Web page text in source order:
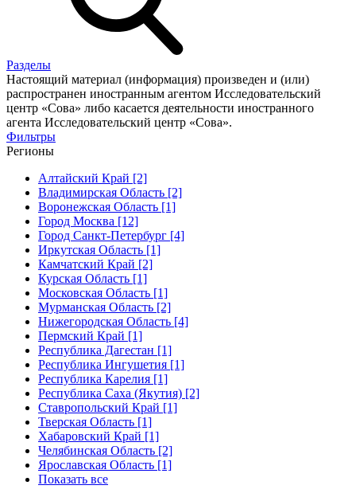
Разделы
Настоящий материал (информация) произведен и (или)
распространен иностранным агентом Исследовательский
центр «Сова» либо касается деятельности иностранного
агента Исследовательский центр «Сова».
Фильтры
Регионы
Алтайский Край [2]
Владимирская Область [2]
Воронежская Область [1]
Город Москва [12]
Город Санкт-Петербург [4]
Иркутская Область [1]
Камчатский Край [2]
Курская Область [1]
Московская Область [1]
Мурманская Область [2]
Нижегородская Область [4]
Пермский Край [1]
Республика Дагестан [1]
Республика Ингушетия [1]
Республика Карелия [1]
Республика Саха (Якутия) [2]
Ставропольский Край [1]
Тверская Область [1]
Хабаровский Край [1]
Челябинская Область [2]
Ярославская Область [1]
Показать все